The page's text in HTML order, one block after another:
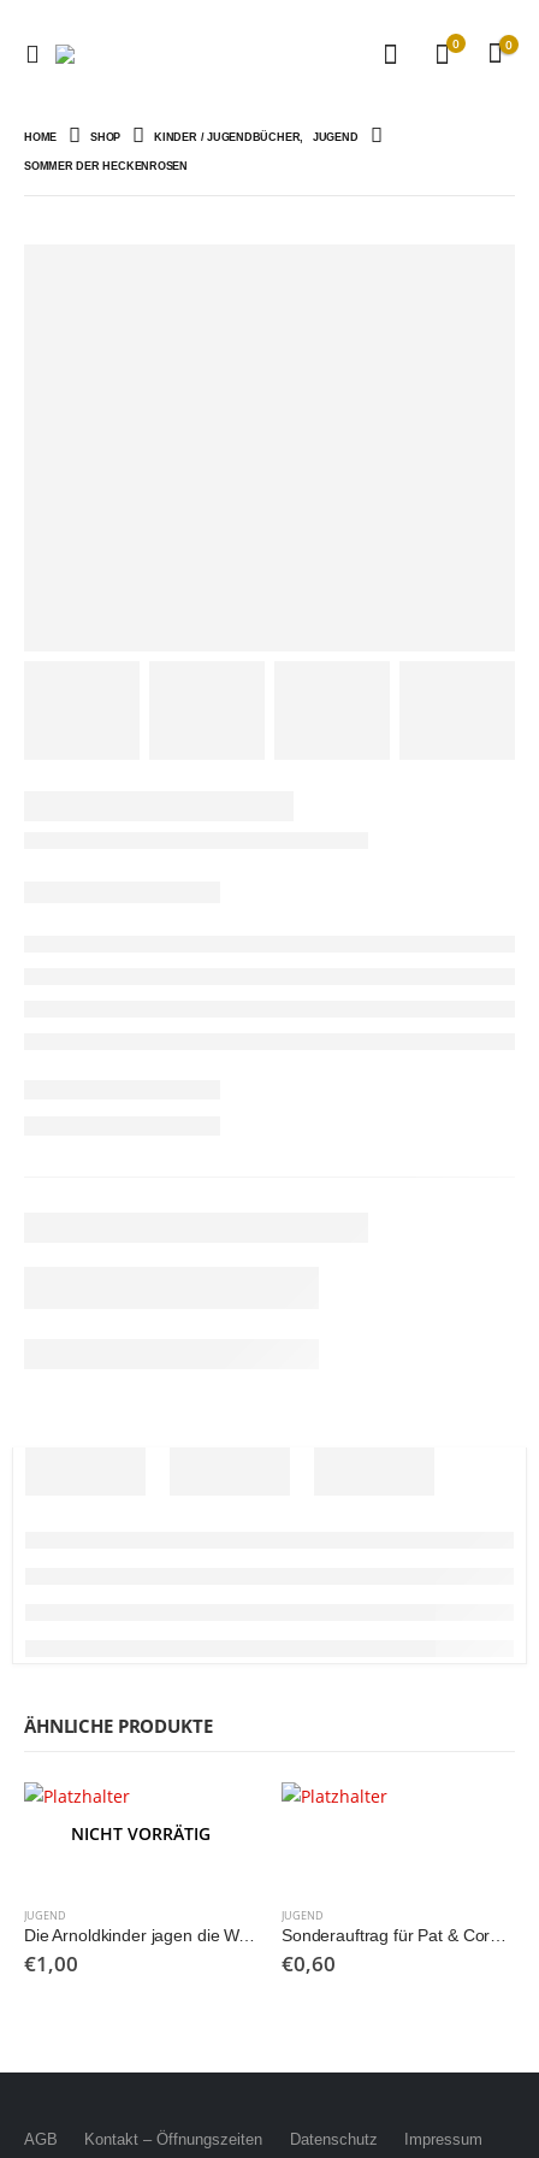
0 0
HOME SHOP KINDER / JUGENDBÜCHER, JUGEND
SOMMER DER HECKENROSEN
ÄHNLICHE PRODUKTE
NICHT VORRÄTIG
JUGEND
Die Arnoldkinder jagen die Waffenschmuggler
€1,00
JUGEND
Sonderauftrag für Pat & Cora. Auf geheimnisvollen Spuren.
€0,60
AGB Kontakt – Öffnungszeiten Datenschutz
Impressum